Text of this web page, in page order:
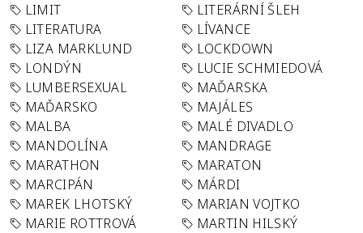
LIMIT
LITERÁRNÍ ŠLEH
LITERATURA
LÍVANCE
LIZA MARKLUND
LOCKDOWN
LONDÝN
LUCIE SCHMIEDOVÁ
LUMBERSEXUAL
MAĎARSKA
MAĎARSKO
MAJÁLES
MALBA
MALÉ DIVADLO
MANDOLÍNA
MANDRAGE
MARATHON
MARATON
MARCIPÁN
MÁRDI
MAREK LHOTSKÝ
MARIAN VOJTKO
MARIE ROTTROVÁ
MARTIN HILSKÝ